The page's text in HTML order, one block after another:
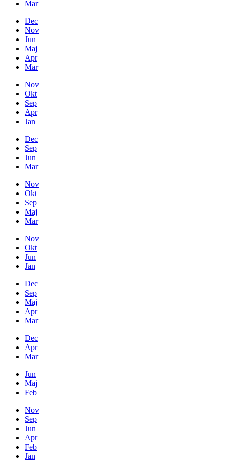
Mar
Dec
Nov
Jun
Maj
Apr
Mar
Nov
Okt
Sep
Apr
Jan
Dec
Sep
Jun
Mar
Nov
Okt
Sep
Maj
Mar
Nov
Okt
Jun
Jan
Dec
Sep
Maj
Apr
Mar
Dec
Apr
Mar
Jun
Maj
Feb
Nov
Sep
Jun
Apr
Feb
Jan